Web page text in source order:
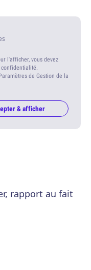
l'afficher, vous devez
confidentialité.
de Gestion de la
& afficher
rapport au fait